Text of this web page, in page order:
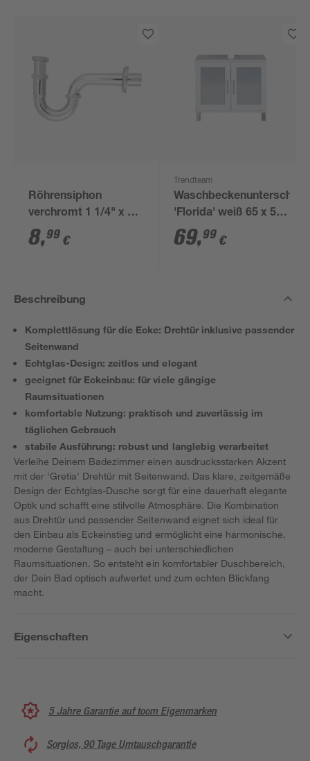
Röhrensiphon
verchromt 1 1/4" x 32
mm
8,99 €
Trendteam
'Florida' weiß 65 x 56
x 33 cm
69,99 €
Beschreibung
Komplettlösung für die Ecke: Drehtür inklusive passender
Seitenwand
Echtglas-Design: zeitlos und elegant
geeignet für Eckeinbau: für viele gängige
Raumsituationen
komfortable Nutzung: praktisch und zuverlässig im
täglichen Gebrauch
stabile Ausführung: robust und langlebig verarbeitet
Verleihe Deinem Badezimmer einen ausdrucksstarken Akzent
mit der 'Gretia' Drehtür mit Seitenwand. Das klare, zeitgemäße
Design der Echtglas-Dusche sorgt für eine dauerhaft elegante
Optik und schafft eine stilvolle Atmosphäre. Die Kombination
aus Drehtür und passender Seitenwand eignet sich ideal für
den Einbau als Eckeinstieg und ermöglicht eine harmonische,
moderne Gestaltung – auch bei unterschiedlichen
Raumsituationen. So entsteht ein komfortabler Duschbereich,
der Dein Bad optisch aufwertet und zum echten Blickfang
macht.
Eigenschaften
5 Jahre Garantie auf toom Eigenmarken
Sorglos, 90 Tage Umtauschgarantie